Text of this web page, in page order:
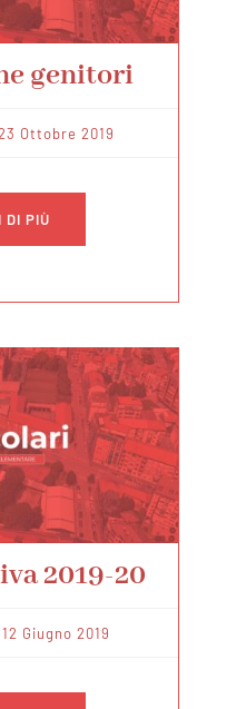
genitori
Ottobre 2019
DI PIÙ
2019-20
Giugno 2019